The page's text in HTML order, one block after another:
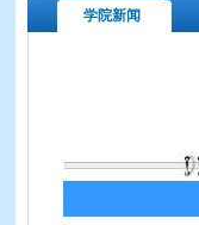
学院新闻